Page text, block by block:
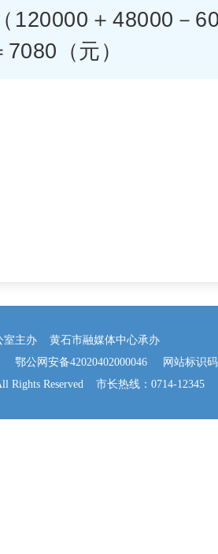
（120000＋48000－
7080（元）
室主办 黄石市融媒体中心承办
鄂公网安备42020402000046 网站标识码
Rights Reserved 市长热线：0714-12345